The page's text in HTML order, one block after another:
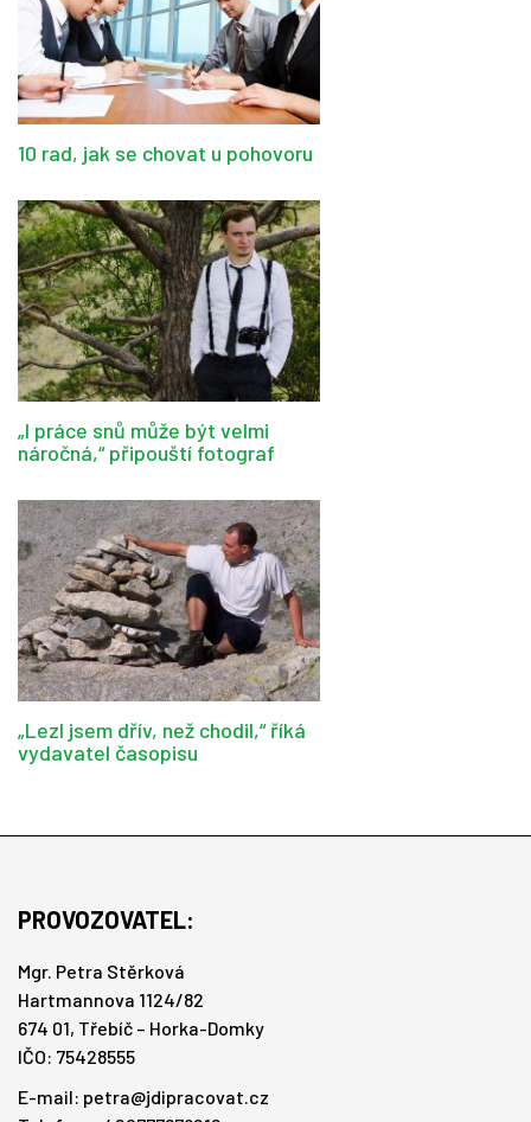
10 rad, jak se chovat u pohovoru
„I práce snů může být velmi
náročná,“ připouští fotograf
„Lezl jsem dřív, než chodil,“ říká
vydavatel časopisu
PROVOZOVATEL:
Mgr. Petra Stěrková
Hartmannova 1124/82
674 01, Třebíč – Horka-Domky
IČO: 75428555
E-mail: petra@jdipracovat.cz